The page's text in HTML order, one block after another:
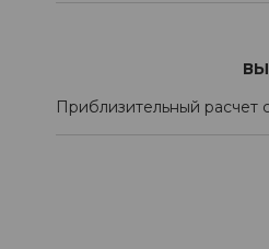
Приблизительный расчет